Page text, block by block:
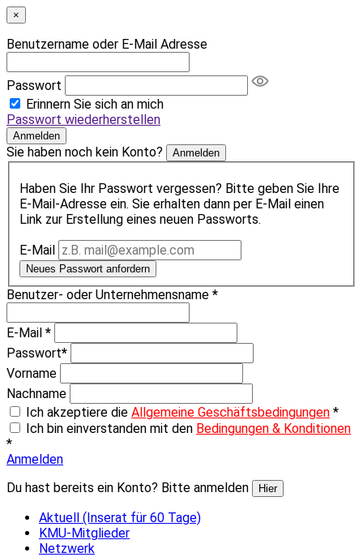
×
Benutzername oder E-Mail Adresse
Passwort
Erinnern Sie sich an mich
Passwort wiederherstellen
Anmelden
Sie haben noch kein Konto? Anmelden
Haben Sie Ihr Passwort vergessen? Bitte geben Sie Ihre
E-Mail-Adresse ein. Sie erhalten dann per E-Mail einen
Link zur Erstellung eines neuen Passworts.
E-Mail
Neues Passwort anfordern
Benutzer- oder Unternehmensname *
E-Mail *
Passwort*
Vorname
Nachname
Ich akzeptiere die Allgemeine Geschäftsbedingungen *
Ich bin einverstanden mit den Bedingungen & Konditionen
*
Anmelden
Du hast bereits ein Konto? Bitte anmelden
Hier
Aktuell (Inserat für 60 Tage)
KMU-Mitglieder
Netzwerk